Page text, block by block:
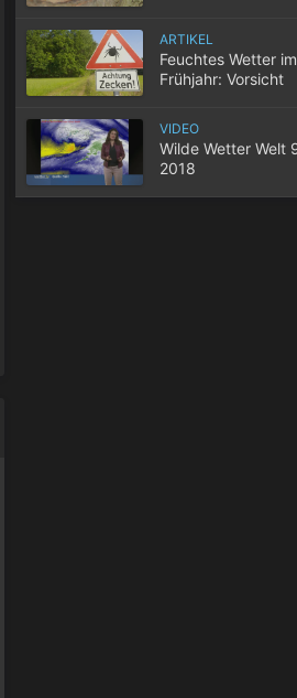
ARTIKEL
Feuchtes Wetter im
Frühjahr: Vorsicht
VIDEO
Wilde Wetter Welt
2018